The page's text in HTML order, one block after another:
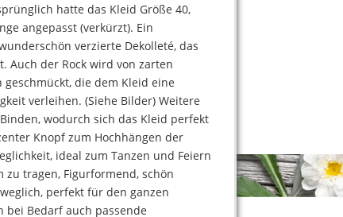
hatte das Kleid Größe 40,
angepasst (verkürzt). Ein
verzierte Dekolleté, das
Auch der Rock wird von zarten
die dem Kleid eine
verleihen. (Siehe Bilder) Weitere
wodurch sich das Kleid perfekt
Knopf zum Hochhängen der
ideal zum Tanzen und Feiern
zu tragen, Figurformend, schön
perfekt für den ganzen
bei Bedarf auch passende